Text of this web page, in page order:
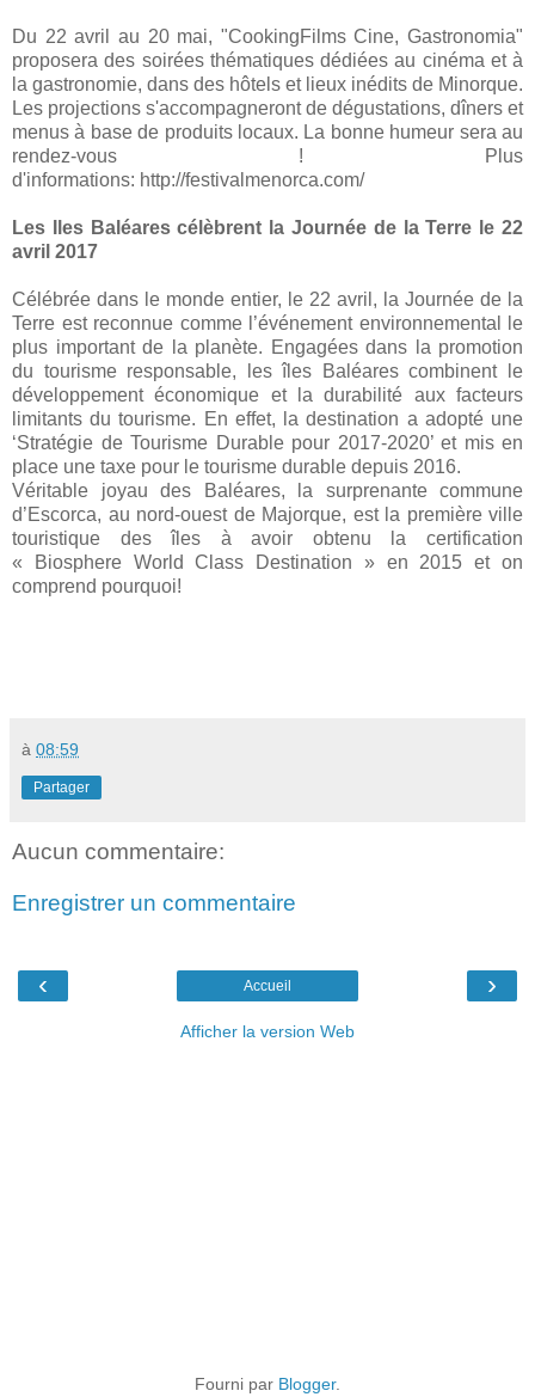
Du 22 avril au 20 mai, "CookingFilms Cine, Gastronomia"
proposera des soirées thématiques dédiées au cinéma et à
la gastronomie, dans des hôtels et lieux inédits de Minorque.
Les projections s'accompagneront de dégustations, dîners et
menus à base de produits locaux. La bonne humeur sera au
rendez-vous ! Plus
d'informations: http://festivalmenorca.com/
Les Iles Baléares célèbrent la Journée de la Terre le 22
avril 2017
Célébrée dans le monde entier, le 22 avril, la Journée de la
Terre est reconnue comme l’événement environnemental le
plus important de
la planète. Engagéesdans la promotion
du tourisme responsable, les îles Baléares combinent le
développement économique et la durabilité aux facteurs
limitants du tourisme. En effet, la destination a adopté une
‘Stratégie de Tourisme Durable pour 2017-2020’et mis en
place une taxe pour le tourisme durable depuis 2016.
Véritable joyau des Baléares, la surprenante commune
d’Escorca, au nord-ouest de Majorque, est la première ville
touristique des îles à avoir obtenu la certification
« Biosphere World Class Destination » en 2015 et on
comprend pourquoi!
à 08:59
Partager
Aucun commentaire:
Enregistrer un commentaire
‹ ›
Accueil
Afficher la version Web
Fourni par Blogger.